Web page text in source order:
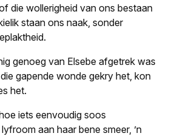
die wollerigheid van ons bestaan
staan ons naak, sonder
genoeg van Elsebe afgetrek was
gapende wonde gekry het, kon
het.
iets eenvoudig soos
aan haar bene smeer, ’n